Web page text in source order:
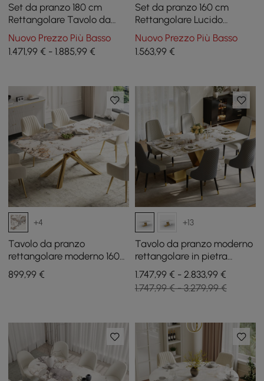
Set da pranzo 180 cm
Rettangolare Tavolo da
pranzo in pietra
sinterizzata lucida
Pandora con 6 sedie
Nuovo Prezzo Più Basso
1.471,99 € - 1.885,99 €
Set da pranzo 160 cm
Rettangolare Lucido
Pandora Tavolo da pranzo
in pietra sinterizzata con 4
sedie
Nuovo Prezzo Più Basso
1.563,99€
+4
Tavolo da pranzo
rettangolare moderno 160
cm in pietra sinterizzata
Pandora lucida, 4 posti
899,99 €
+13
Tavolo da pranzo moderno
rettangolare in pietra
sinterizzata da 2000 mm
con 6 sedie in oro
1.747,99 € - 2.833,99 €
1.747,99 € - 3.279,99 €